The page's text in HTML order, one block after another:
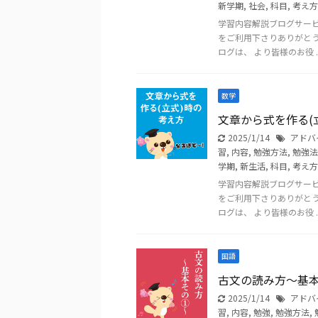
新学期, 社会, 科目, 考え方
学習内容解説ブログサー
をご利用下さりありがと
ログは、 より皆様のお役
数学
文章から式を作る(
2025/1/14
アド
習, 内容, 勉強方法, 勉強法
学期, 新生活, 科目, 考え方
学習内容解説ブログサー
をご利用下さりありがと
ログは、 より皆様のお役
国語
古文の読み方～基
2025/1/14
アド
習, 内容, 勉強, 勉強方法,